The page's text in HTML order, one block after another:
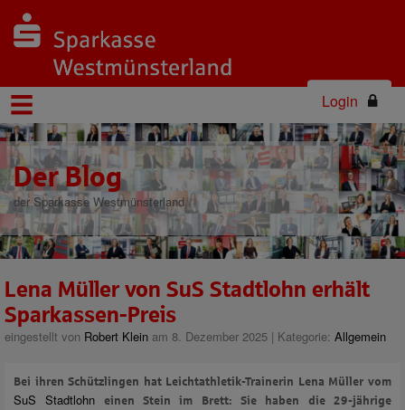
Login
Der Blog
der Sparkasse Westmünsterland
Lena Müller von SuS Stadtlohn erhält
Sparkassen-Preis
eingestellt von Robert Klein am 8. Dezember 2025 | Kategorie: Allgemein
Bei ihren Schützlingen hat Leichtathletik-Trainerin Lena Müller vom
SuS Stadtlohn einen Stein im Brett: Sie haben die 29-jährige